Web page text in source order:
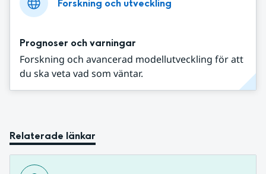
Forskning och utveckling
Prognoser och varningar
Forskning och avancerad modellutveckling för att
du ska veta vad som väntar.
Relaterade länkar